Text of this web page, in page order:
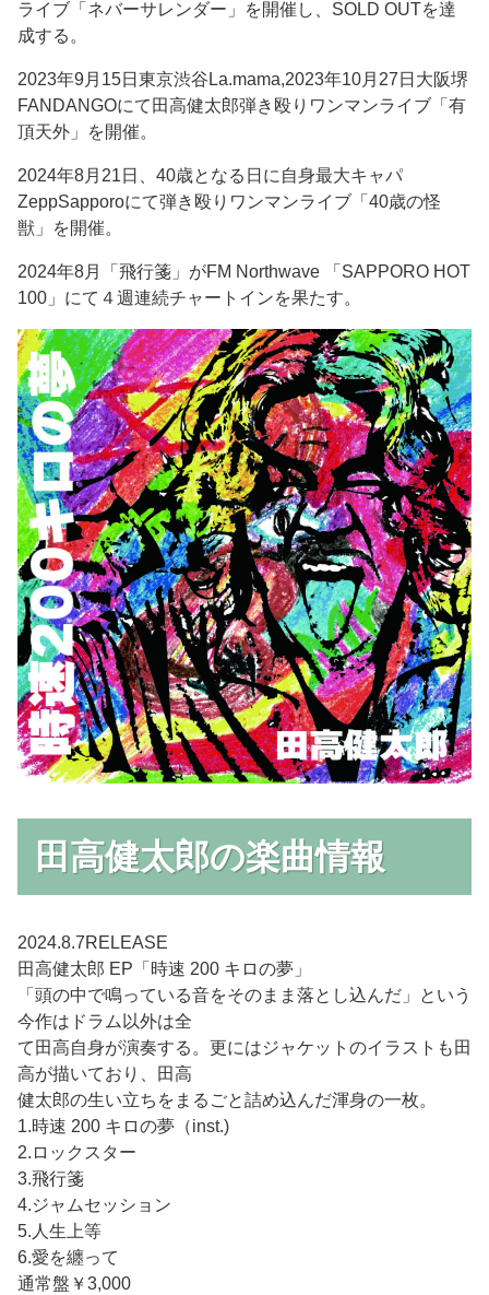
ライブ「ネバーサレンダー」を開催し、SOLD OUTを達
成する。
2023年9月15日東京渋谷La.mama,2023年10月27日大阪堺
FANDANGOにて田高健太郎弾き殴りワンマンライブ「有
頂天外」を開催。
2024年8月21日、40歳となる日に自身最大キャパ
ZeppSapporoにて弾き殴りワンマンライブ「40歳の怪
獣」を開催。
2024年8月「飛行箋」がFM Northwave 「SAPPORO HOT
100」にて４週連続チャートインを果たす。
田高健太郎の楽曲情報
2024.8.7RELEASE
田高健太郎 EP「時速 200 キロの夢」
「頭の中で鳴っている音をそのまま落とし込んだ」という
今作はドラム以外は全
て田高自身が演奏する。更にはジャケットのイラストも田
高が描いており、田高
健太郎の生い立ちをまるごと詰め込んだ渾身の一枚。
1.時速 200 キロの夢（inst.)
2.ロックスター
3.飛行箋
4.ジャムセッション
5.人生上等
6.愛を纏って
通常盤￥3,000